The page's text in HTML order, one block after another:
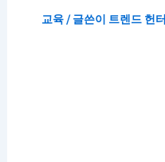
교육/ 글쓴이 트렌드 헌터